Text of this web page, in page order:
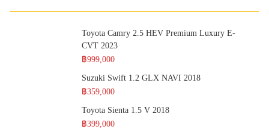
Toyota Camry 2.5 HEV Premium Luxury E-
CVT 2023
฿999,000
Suzuki Swift 1.2 GLX NAVI 2018
฿359,000
Toyota Sienta 1.5 V 2018
฿399,000